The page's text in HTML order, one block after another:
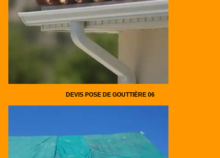
DEVIS POSE DE GOUTTIÈRE 06